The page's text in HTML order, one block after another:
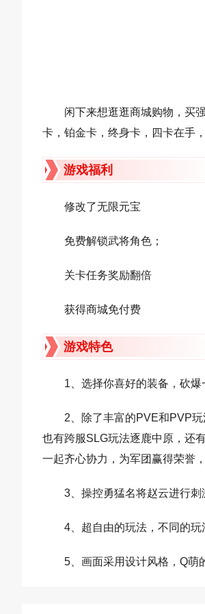
闲下来想逛逛商城购物，买
卡，铂金卡，终身卡，四卡在手
游戏福利
修改了无限元宝
免费解锁武将角色；
关卡任务奖励翻倍
获得商城免付费
游戏特色
1、选择你喜好的装备，砍
2、除了丰富的PVE和PVP
也有跨服SLG玩法逐鹿中原，还
一起齐心协力，为军团赢得荣誉
3、操控勇猛名将赵云进行
4、超自由的玩法，不同的
5、画面采用设计风格，Q萌